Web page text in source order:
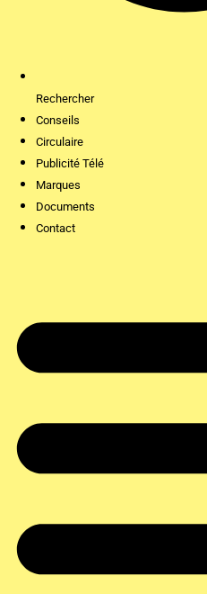
Rechercher
Conseils
Circulaire
Publicité Télé
Marques
Documents
Contact